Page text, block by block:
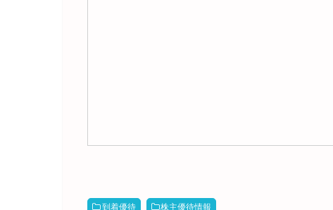
到着優待 株主優待情報